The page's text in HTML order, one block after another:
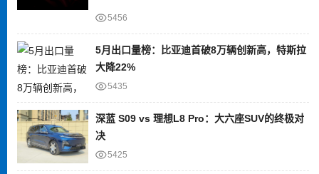
5456
5月出口量榜：比亚迪首破8万辆创新高，特斯拉
大降22%
5435
深蓝 S09 vs 理想L8 Pro：大六座SUV的终极对
决
5425